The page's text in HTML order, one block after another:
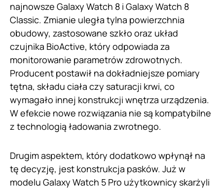
najnowsze Galaxy Watch 8 i Galaxy Watch 8
Classic. Zmianie uległa tylna powierzchnia
obudowy, zastosowane szkło oraz układ
czujnika BioActive, który odpowiada za
monitorowanie parametrów zdrowotnych.
Producent postawił na dokładniejsze pomiary
tętna, składu ciała czy saturacji krwi, co
wymagało innej konstrukcji wnętrza urządzenia.
W efekcie nowe rozwiązania nie są kompatybilne
z technologią ładowania zwrotnego.
Drugim aspektem, który dodatkowo wpłynął na
tę decyzję, jest konstrukcja pasków. Już w
modelu Galaxy Watch 5 Pro użytkownicy skarżyli